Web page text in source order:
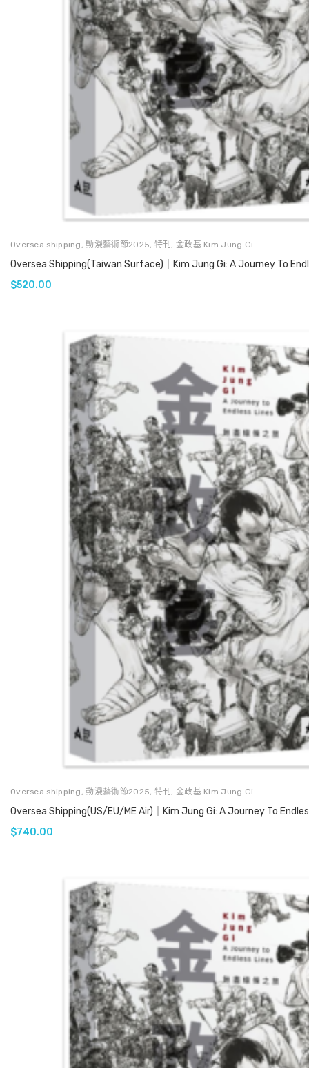
Oversea shipping ,動漫藝術節2025, 特刊 , 金政基 Kim Jung Gi
Oversea Shipping(Taiwan Surface)｜Kim Jung Gi: A Journey To
$520.00
Oversea shipping ,動漫藝術節2025, 特刊 , 金政基 Kim Jung Gi
Oversea Shipping(US/EU/ME Air)｜Kim Jung Gi: A Journey To
$740.00